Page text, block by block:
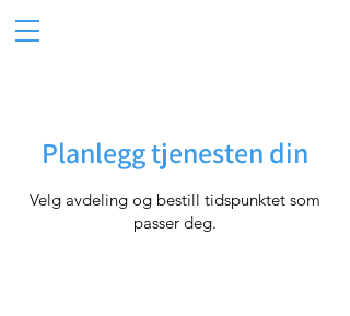
Planlegg tjenesten din
Velg avdeling og bestill tidspunktet som
passer deg.